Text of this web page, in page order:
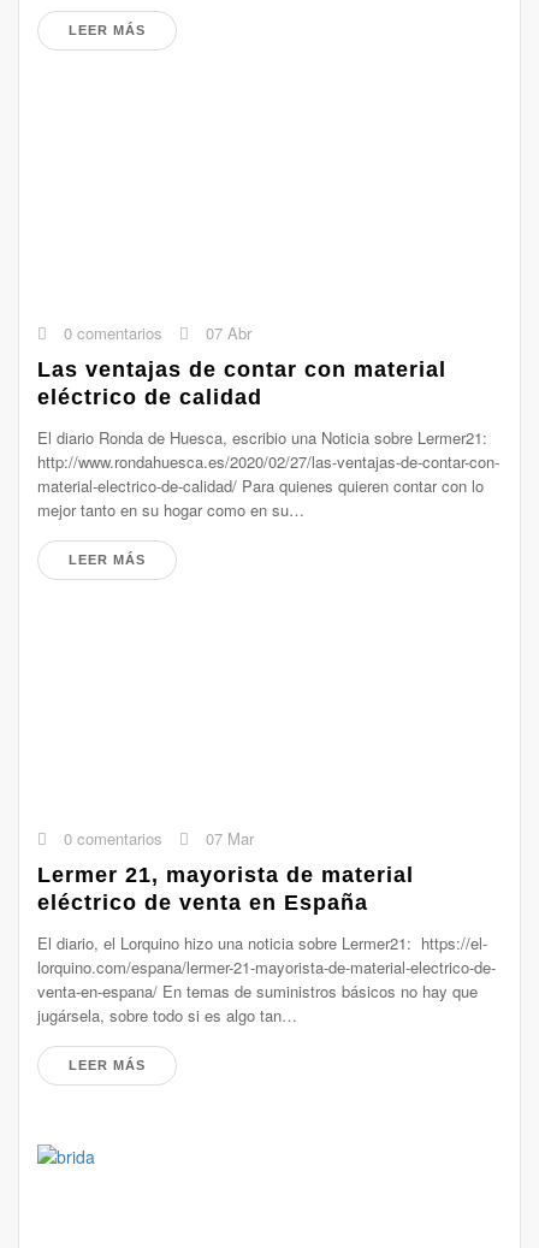
LEER MÁS
0 comentarios 07 Abr
Las ventajas de contar con material
eléctrico de calidad
El diario Ronda de Huesca, escribio una Noticia sobre Lermer21:
http://www.rondahuesca.es/2020/02/27/las-ventajas-de-contar-con-
material-electrico-de-calidad/ Para quienes quieren contar con lo
mejor tanto en su hogar como en su…
LEER MÁS
0 comentarios 07 Mar
Lermer 21, mayorista de material
eléctrico de venta en España
El diario, el Lorquino hizo una noticia sobre Lermer21: https://el-
lorquino.com/espana/lermer-21-mayorista-de-material-electrico-de-
venta-en-espana/ En temas de suministros básicos no hay que
jugársela, sobre todo si es algo tan…
LEER MÁS